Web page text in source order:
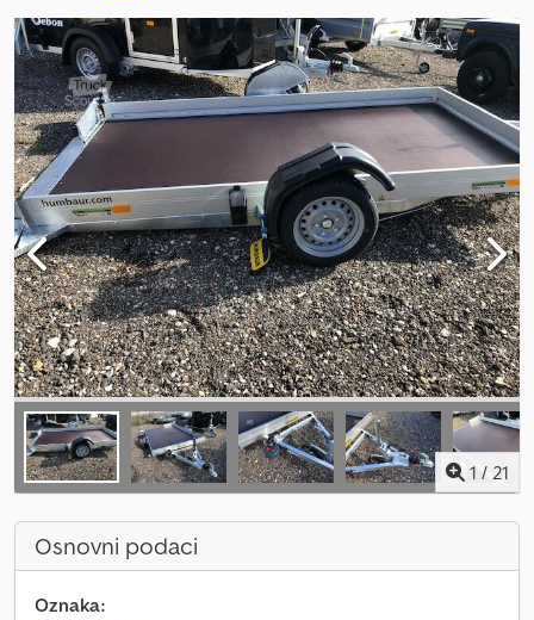
1 / 21
Osnovni podaci
Oznaka: